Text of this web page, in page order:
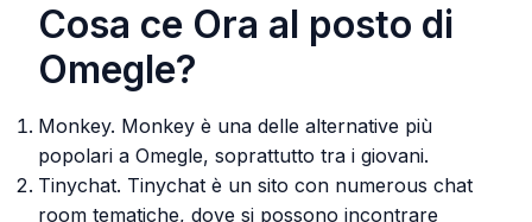
Cosa ce Ora al posto di
Omegle?
Monkey. Monkey è una delle alternative più
popolari a Omegle, soprattutto tra i giovani.
Tinychat. Tinychat è un sito con numerous chat
room tematiche, dove si possono incontrare